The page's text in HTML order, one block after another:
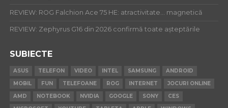
REVIEW: ROG Falchion Ace 75 HE: atractivitate… magnetică
REVIEW: Zephyrus G16 din 2026 confirmă toate așteptările
SUBIECTE
ASUS TELEFON VIDEO INTEL SAMSUNG
ANDROID
MOBIL
FUN TELEFOANE ROG INTERNET
JOCURI ONLINE
AMD
NOTEBOOK NVIDIA GOOGLE SONY
CES